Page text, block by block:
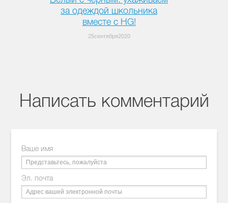
за одеждой школьника
вместе с HG!
25сентября2020
Написать комментарий
Ваше имя
Эл. почта